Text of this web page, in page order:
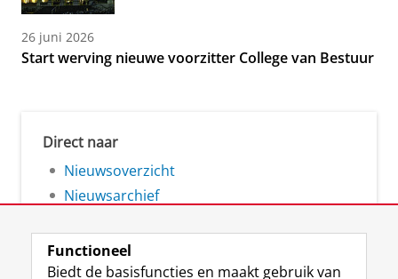
26 juni 2026
Start werving nieuwe voorzitter College van Bestuur
Direct naar
Nieuwsoverzicht
Nieuwsarchief
Functioneel
Biedt de basisfuncties en maakt gebruik van